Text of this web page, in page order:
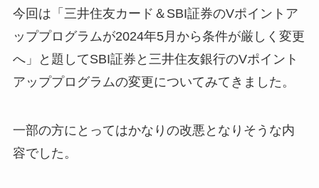
今回は「三井住友カード＆SBI証券のVポイントア
ッププログラムが2024年5月から条件が厳しく変更
へ」と題してSBI証券と三井住友銀行のVポイント
アッププログラムの変更についてみてきました。
一部の方にとってはかなりの改悪となりそうな内
容でした。